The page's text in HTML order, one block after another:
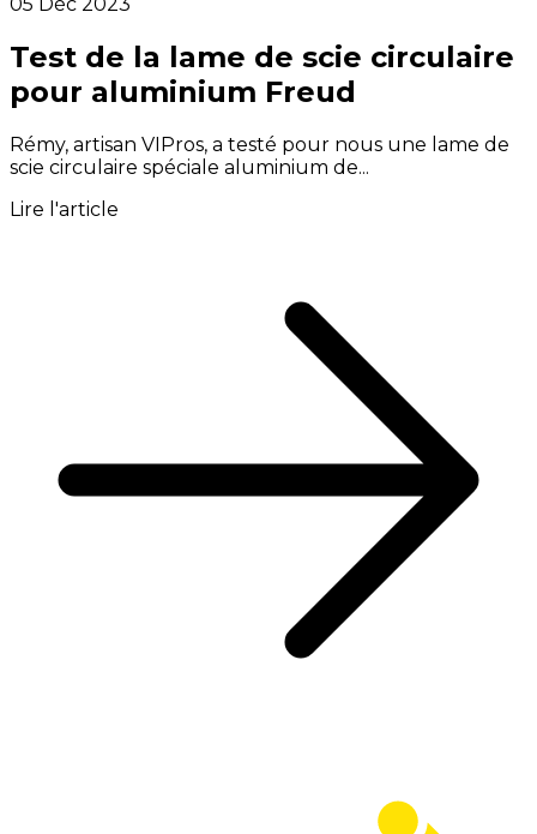
Test de la lame de scie circulaire
pour aluminium Freud
Rémy, artisan VIPros, a testé pour nous une lame de
scie circulaire spéciale aluminium de...
Lire l'article